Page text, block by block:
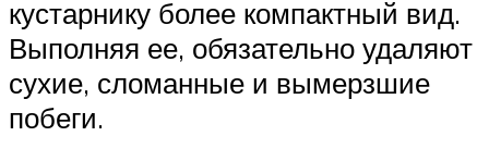
кустарнику более компактный вид.
Выполняя ее, обязательно удаляют
сухие, сломанные и вымерзшие
побеги.